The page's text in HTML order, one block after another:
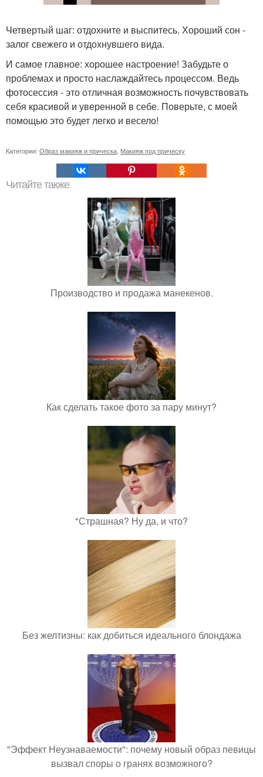
Четвертый шаг: отдохните и выспитесь. Хороший сон -
залог свежего и отдохнувшего вида.
И самое главное: хорошее настроение! Забудьте о
проблемах и просто наслаждайтесь процессом. Ведь
фотосессия - это отличная возможность почувствовать
себя красивой и уверенной в себе. Поверьте, с моей
помощью это будет легко и весело!
Категории: Образ макияж и прическа Макияж под прическу
Читайте также
Производство и продажа манекенов.
Как сделать такое фото за пару минут?
"Страшная? Ну да, и что?
Без желтизны: как добиться идеального блондажа
"Эффект Неузнаваемости": почему новый образ певицы
вызвал споры о гранях возможного?